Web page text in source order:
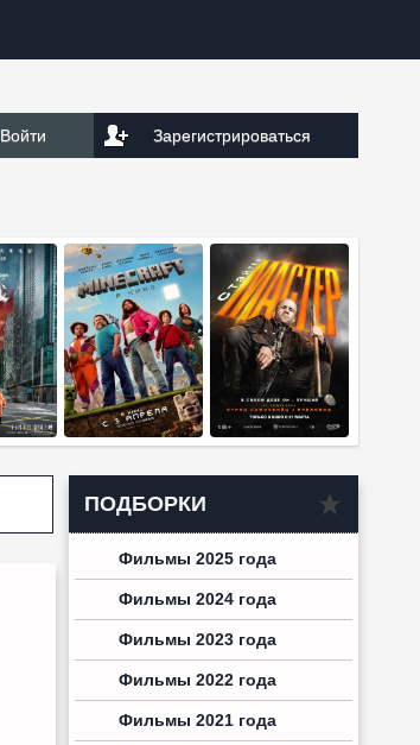
Войти Зарегистрироваться
ПОДБОРКИ
Фильмы 2025 года
Фильмы 2024 года
Фильмы 2023 года
Фильмы 2022 года
Фильмы 2021 года